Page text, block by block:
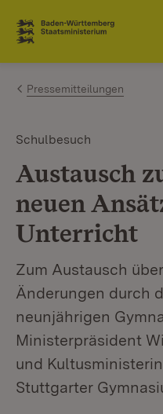
Zum Inhalt springen
Link zur Startseite
Pressemitteilungen
Schulbesuch
Austausch
neuen
Unterricht
Zum Austausch
Änderungen durch
neunjährigen
Ministerpräsident
und
Stuttgarter